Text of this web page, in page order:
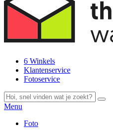
6 Winkels
Klantenservice
Fotoservice
Menu
Foto